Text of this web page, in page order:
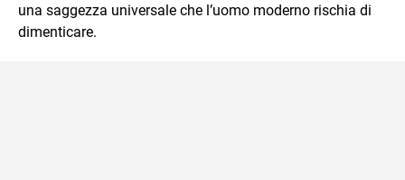
una saggezza universale che l’uomo moderno rischia di
dimenticare.